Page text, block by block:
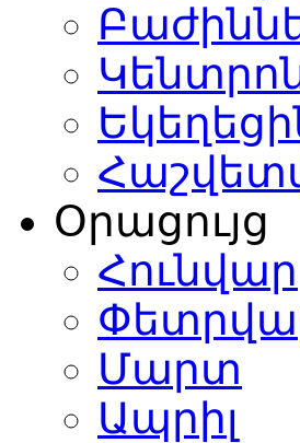
Օրացույց
Հունվար
Մարտ
Ապրիլ